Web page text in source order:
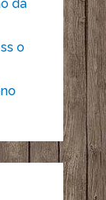
da
o